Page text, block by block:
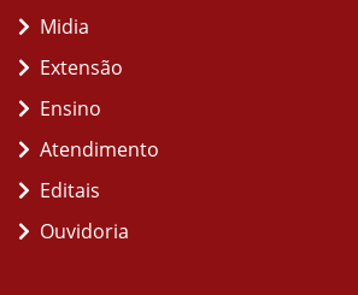
Midia
Extensão
Ensino
Atendimento
Editais
Ouvidoria